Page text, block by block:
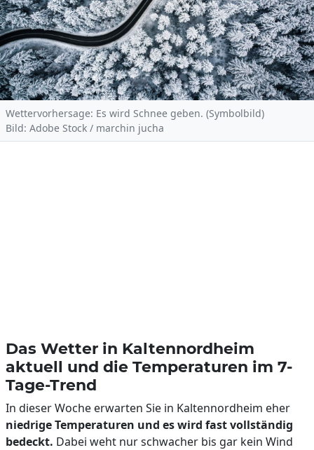
Wettervorhersage: Es wird Schnee geben. (Symbolbild)
Bild: Adobe Stock / marchin jucha
Das Wetter in Kaltennordheim
aktuell und die Temperaturen im 7-
Tage-Trend
In dieser Woche erwarten Sie in Kaltennordheim eher
niedrige Temperaturen und es wird fast vollständig
bedeckt. Dabei weht nur schwacher bis gar kein Wind